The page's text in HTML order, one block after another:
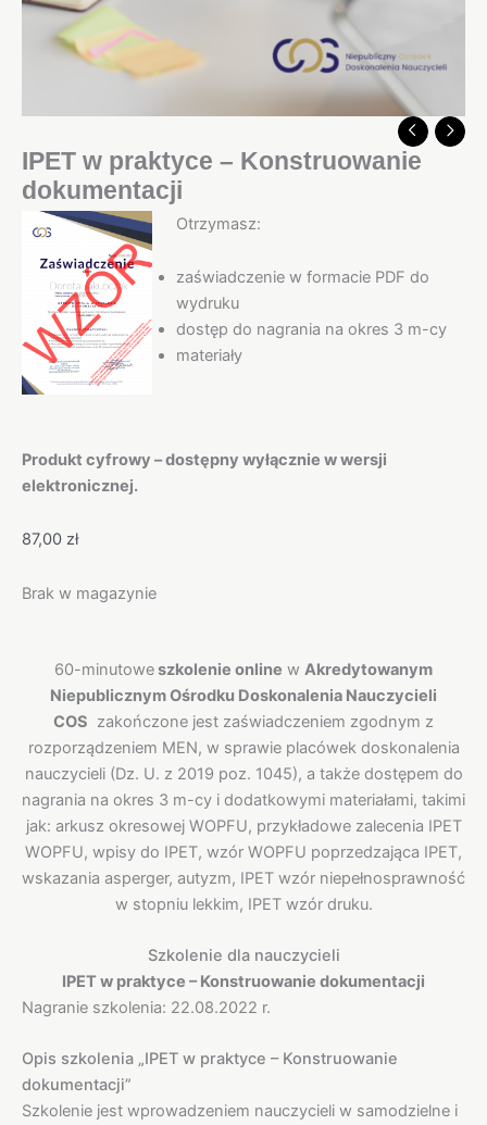
IPET w praktyce – Konstruowanie
dokumentacji
Otrzymasz:
zaświadczenie w formacie PDF do
wydruku
dostęp do nagrania na okres 3 m-cy
materiały
Produkt cyfrowy – dostępny wyłącznie w wersji
elektronicznej.
87,00 zł
Brak w magazynie
60-minutoweszkolenie online w Akredytowanym
Niepublicznym Ośrodku Doskonalenia Nauczycieli
COS zakończone jest zaświadczeniem zgodnym z
rozporządzeniem MEN, w sprawie placówek doskonalenia
nauczycieli (Dz. U. z 2019 poz. 1045), a także dostępem do
nagrania na okres 3 m-cy i dodatkowymi materiałami, takimi
jak: arkusz okresowej WOPFU, przykładowe zalecenia IPET
WOPFU, wpisy do IPET, wzór WOPFU poprzedzająca IPET,
wskazania asperger, autyzm, IPET wzór niepełnosprawność
w stopniu lekkim, IPET wzór druku.
Szkolenie dla nauczycieli
IPET w praktyce – Konstruowanie dokumentacji
Nagranie szkolenia: 22.08.2022 r.
Opis szkolenia „IPET w praktyce – Konstruowanie
dokumentacji”
Szkolenie jest wprowadzeniem nauczycieli w samodzielne i